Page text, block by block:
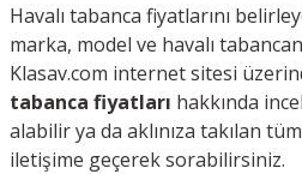
Havalı tabanca fiyatlarını
marka, model ve havalı
Klasav.com internet sitesi
tabanca fiyatları hakkında
alabilir ya da aklınıza takılan
iletişime geçerek sorabilirsiniz.